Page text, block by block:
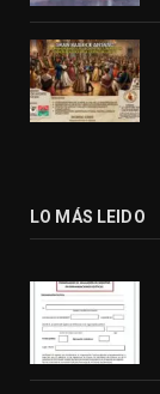
LO MÁS LEIDO